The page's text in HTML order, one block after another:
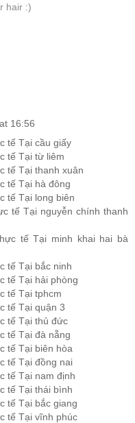
hair :)
16:56
tế Tại cầu giấy
tế Tại từ liêm
tế Tại thanh xuân
tế Tại hà đông
tế Tại long biên
tế Tại nguyễn chính thanh
tế Tại minh khai hai bà
tế Tại bắc ninh
tế Tại hải phòng
tế Tại tphcm
tế Tại quận 3
tế Tại thủ đức
tế Tại đà nẵng
tế Tại biên hòa
tế Tại đồng nai
tế Tại nam định
tế Tại thái bình
tế Tại bắc giang
tế Tại vĩnh phúc